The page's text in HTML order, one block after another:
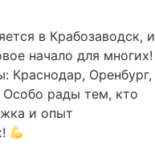
в Крабозаводск, и
начало для многих!
Краснодар, Оренбург,
рады тем, кто
и опыт